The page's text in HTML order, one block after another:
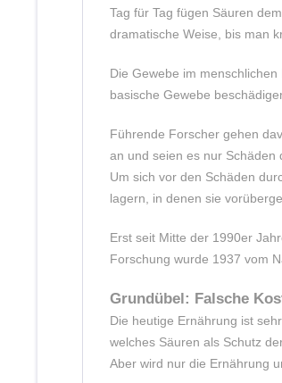
Tag für Tag fügen Säuren
dramatische Weise, bis man
Die Gewebe im
basische Gewebe
Führende Forscher gehen
an und seien es nur Schäden
Um sich vor den Schäden
lagern, in denen sie
Erst seit Mitte der 1990er
Forschung wurde 1937 vom
Grundübel: Falsche
Die heutige Ernährung ist
welches Säuren als Schutz
Aber wird nur die Ernährung